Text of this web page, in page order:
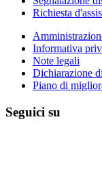
Richiesta
Informativa
Note legali
Dichiarazione
Piano di
Seguici su